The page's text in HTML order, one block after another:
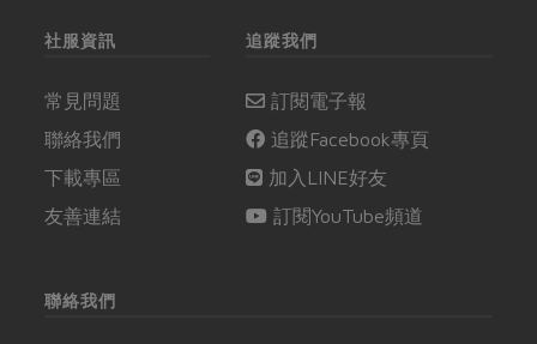
社服資訊
常見問題
聯絡我們
下載專區
友善連結
追蹤我們
訂閱電子報
追蹤Facebook專頁
加入LINE好友
訂閱YouTube頻道
聯絡我們